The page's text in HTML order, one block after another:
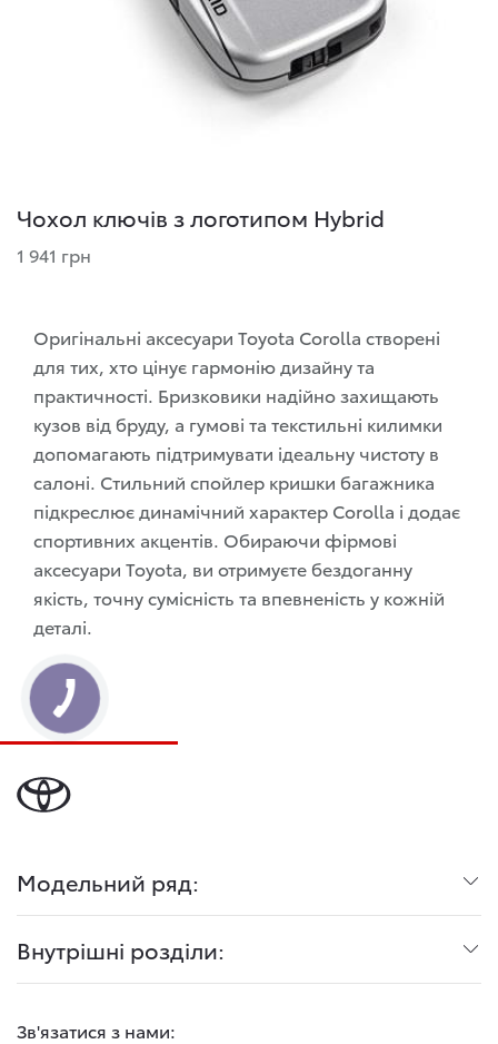
Чохол ключів з логотипом Hybrid
1 941 грн
Оригінальні аксесуари Toyota Corolla створені
для тих, хто цінує гармонію дизайну та
практичності. Бризковики надійно захищають
кузов від бруду, а гумові та текстильні килимки
допомагають підтримувати ідеальну чистоту в
салоні. Стильний спойлер кришки багажника
підкреслює динамічний характер Corolla і додає
спортивних акцентів. Обираючи фірмові
аксесуари Toyota, ви отримуєте бездоганну
якість, точну сумісність та впевненість у кожній
деталі.
Модельний ряд:
Внутрішні розділи:
Зв'язатися з нами: